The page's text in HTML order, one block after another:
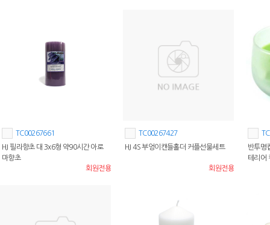
TC00267661
HJ 필라향초 대 3x6형 약90시간 아로
마향초
회원전용
TC00267427
HJ 4S 부엉이캔들홀더 커플선물세트
회원전용
반투명
테리어